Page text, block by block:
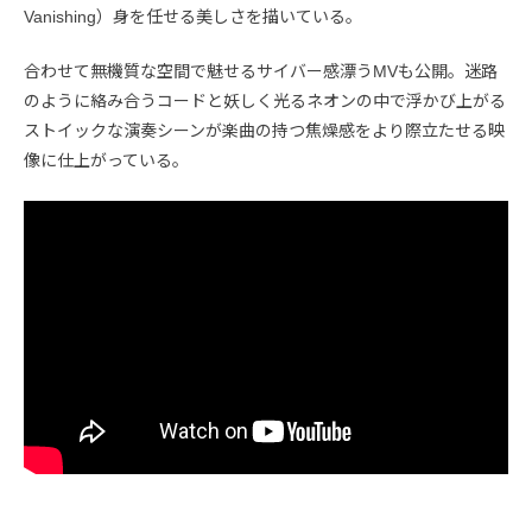
Vanishing）身を任せる美しさを描いている。
合わせて無機質な空間で魅せるサイバー感漂うMVも公開。迷路
のように絡み合うコードと妖しく光るネオンの中で浮かび上がる
ストイックな演奏シーンが楽曲の持つ焦燥感をより際立たせる映
像に仕上がっている。